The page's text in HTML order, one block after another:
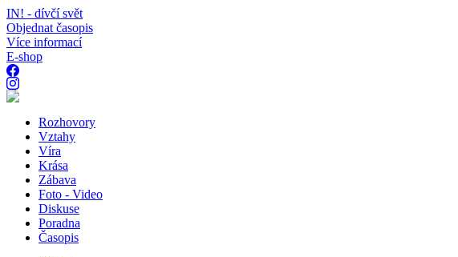
IN! - dívčí svět
Objednat časopis
Více informací
E-shop
Rozhovory
Vztahy
Víra
Krása
Zábava
Foto - Video
Diskuse
Poradna
Časopis